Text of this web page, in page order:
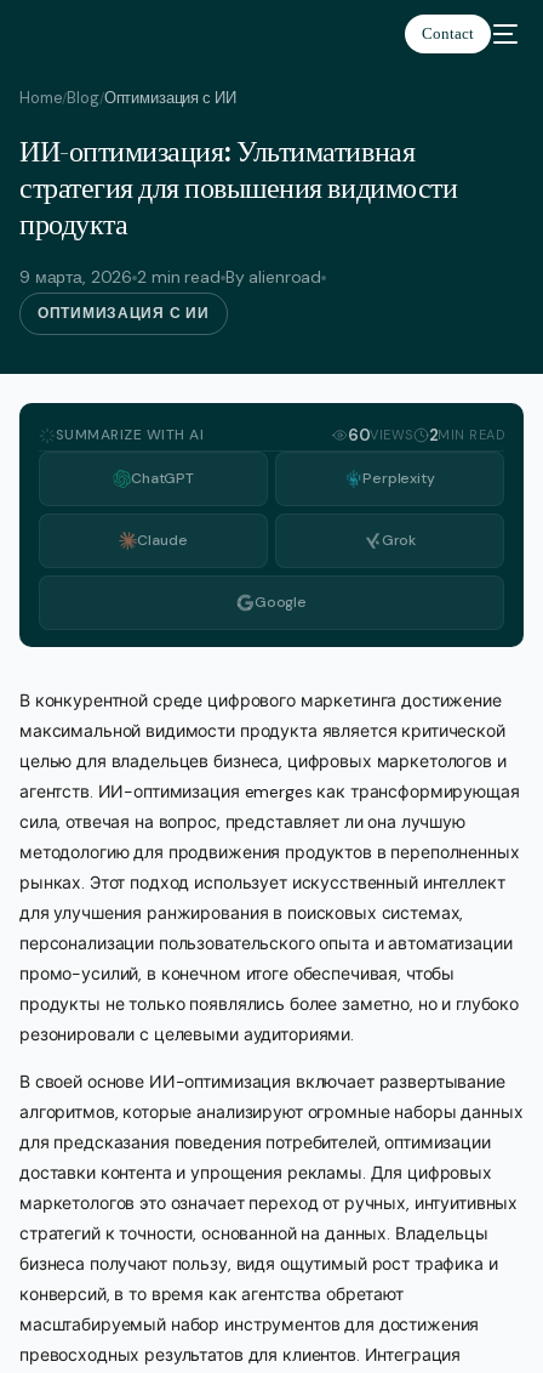
Contact
Home/Blog/Оптимизация с ИИ
ИИ-оптимизация: Ультимативная
стратегия для повышения видимости
продукта
9 марта, 2026 2 min read By alienroad
ОПТИМИЗАЦИЯ С ИИ
SUMMARIZE WITH AI 60VIEWS 2MIN READ
ChatGPT Perplexity
Claude Grok
Google
В конкурентной среде цифрового маркетинга достижение
максимальной видимости продукта является критической
целью для владельцев бизнеса, цифровых маркетологов и
агентств. ИИ-оптимизация emerges как трансформирующая
сила, отвечая на вопрос, представляет ли она лучшую
методологию для продвижения продуктов в переполненных
рынках. Этот подход использует искусственный интеллект
для улучшения ранжирования в поисковых системах,
персонализации пользовательского опыта и автоматизации
промо-усилий, в конечном итоге обеспечивая, чтобы
продукты не только появлялись более заметно, но и глубоко
резонировали с целевыми аудиториями.
В своей основе ИИ-оптимизация включает развертывание
алгоритмов, которые анализируют огромные наборы данных
для предсказания поведения потребителей, оптимизации
доставки контента и упрощения рекламы. Для цифровых
маркетологов это означает переход от ручных, интуитивных
стратегий к точности, основанной на данных. Владельцы
бизнеса получают пользу, видя ощутимый рост трафика и
конверсий, в то время как агентства обретают
масштабируемый набор инструментов для достижения
превосходных результатов для клиентов. Интеграция
Русский